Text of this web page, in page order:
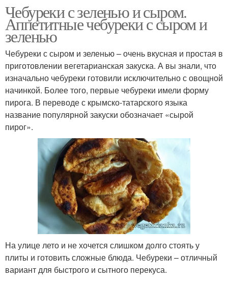
Чебуреки с зеленью и сыром.
Аппетитные чебуреки с сыром и
зеленью
Чебуреки с сыром и зеленью – очень вкусная и простая в
приготовлении вегетарианская закуска. А вы знали, что
изначально чебуреки готовили исключительно с овощной
начинкой. Более того, первые чебуреки имели форму
пирога. В переводе с крымско-татарского языка
название популярной закуски обозначает «сырой
пирог».
На улице лето и не хочется слишком долго стоять у
плиты и готовить сложные блюда. Чебуреки – отличный
вариант для быстрого и сытного перекуса.